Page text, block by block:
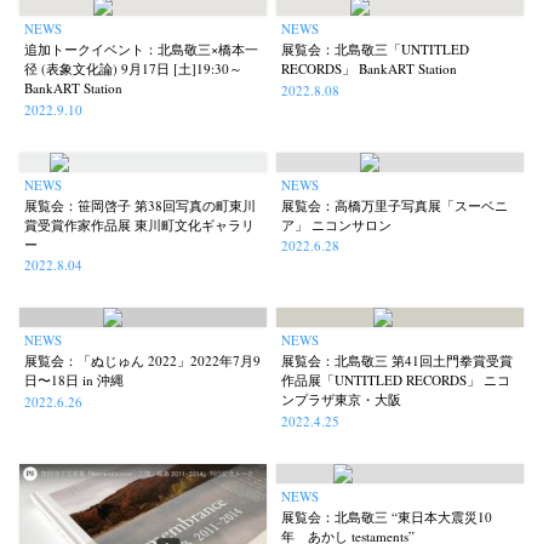
NEWS
追加トークイベント：北島敬三×橋本一
径 (表象文化論) 9月17日 [土]19:30～
BankART Station
2022.9.10
NEWS
展覧会：北島敬三「UNTITLED
RECORDS」 BankART Station
2022.8.08
NEWS
展覧会：笹岡啓子 第38回写真の町東川
賞受賞作家作品展 東川町文化ギャラリ
ー
2022.8.04
NEWS
展覧会：高橋万里子写真展「スーベニ
ア」 ニコンサロン
2022.6.28
NEWS
展覧会：「ぬじゅん 2022」2022年7月9
日〜18日 in 沖縄
2022.6.26
NEWS
展覧会：北島敬三 第41回土門拳賞受賞
作品展「UNTITLED RECORDS」 ニコ
ンプラザ東京・大阪
2022.4.25
NEWS
展覧会：北島敬三 “東日本大震災10
年 あかし testaments”